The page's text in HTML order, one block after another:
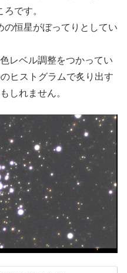
です。
の恒星がぼってりとしてい
レベル調整をつかってい
ヒストグラムで炙り出す
しれません。